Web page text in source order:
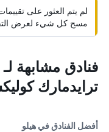
لم يتم العثور على
مسح كل شيء لعرض
فنادق مشابهة
ترايدمارك
أفضل الفنادق في هيلو